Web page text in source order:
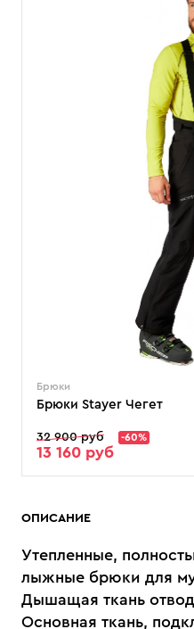
Брюки
Брюки Stayer Чегет
32 900 руб -60%
13 160 руб
ОПИСАНИЕ
Утепленные,
лыжные брюки для
Дышащая ткань
Основная ткань,